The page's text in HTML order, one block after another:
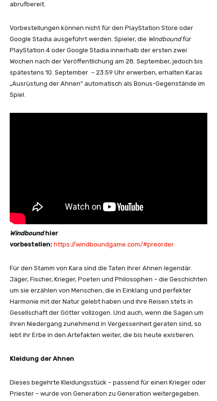
abrufbereit.
Vorbestellungen können nicht für den PlayStation Store oder
Google Stadia ausgeführt werden. Spieler, die Windboundfür
PlayStation 4 oder Google Stadia innerhalb der ersten zwei
Wochen nach der Veröffentlichung am 28. September, jedoch bis
spätestens 10. September – 23:59 Uhr erwerben, erhalten Karas
„Ausrüstung der Ahnen“ automatisch als Bonus-Gegenstände im
Spiel.
Windboundhier
vorbestellen: https://windboundgame.com/#preorder
Für den Stamm von Kara sind die Taten ihrer Ahnen legendär.
Jäger, Fischer, Krieger, Poeten und Philosophen – die Geschichten
um sie erzählen von Menschen, die in Einklang und perfekter
Harmonie mit der Natur gelebt haben und ihre Reisen stets in
Gesellschaft der Götter vollzogen. Und auch, wenn die Sagen um
ihren Niedergang zunehmend in Vergessenheit geraten sind, so
lebt ihr Erbe in den Artefakten weiter, die bis heute existieren.
Kleidung der Ahnen
Dieses begehrte Kleidungsstück – passend für einen Krieger oder
Priester – wurde von Generation zu Generation weitergegeben.